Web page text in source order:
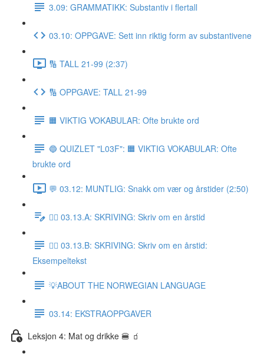
3.09: GRAMMATIKK: Substantiv i flertall
03.10: OPPGAVE: Sett inn riktig form av substantivene
🔢 TALL 21-99 (2:37)
🔢 OPPGAVE: TALL 21-99
🟧 VIKTIG VOKABULAR: Ofte brukte ord
🔵 QUIZLET "L03F": 🟧 VIKTIG VOKABULAR: Ofte
brukte ord
💬 03.12: MUNTLIG: Snakk om vær og årstider (2:50)
✍🏼 03.13.A: SKRIVING: Skriv om en årstid
✍🏼 03.13.B: SKRIVING: Skriv om en årstid:
Eksempeltekst
💡ABOUT THE NORWEGIAN LANGUAGE
03.14: EKSTRAOPPGAVER
Leksjon 4: Mat og drikke 🍔 🧃